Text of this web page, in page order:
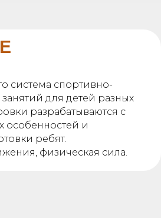
система спортивно-
для детей разных
разрабатываются с
особенностей и
ребят.
физическая сила.